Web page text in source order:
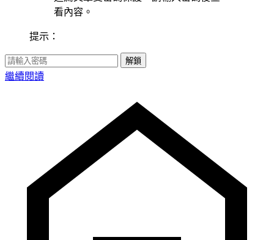
看內容。
提示：
解鎖
繼續閱讀